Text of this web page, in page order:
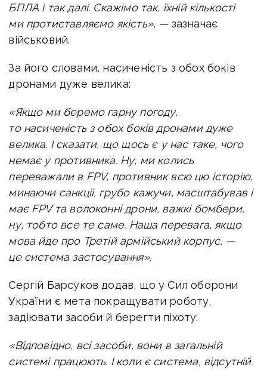
БПЛА і так далі. Скажімо так, їхній кількості
ми протиставляємо якість», —зазначає
військовий.
За його словами, насиченість з обох боків
дронами дуже велика:
«Якщо ми беремо гарну погоду,
то насиченість з обох боків дронами дуже
велика. І сказати, що щось є у нас таке, чого
немає у противника. Ну, ми колись
переважали в FPV, противник всю цю історію,
минаючи санкції, грубо кажучи, масштабував і
має FPV та волоконні дрони, важкі бомбери,
ну, тобто все те саме. Наша перевага, якщо
мова йде про Третій армійський корпус, —
це система застосування».
Сергій Барсуков додав, що у Сил оборони
України є мета покращувати роботу,
задіювати засоби й берегти піхоту:
«Відповідно, всі засоби, вони в загальній
системі працюють. І коли є система, відсутній